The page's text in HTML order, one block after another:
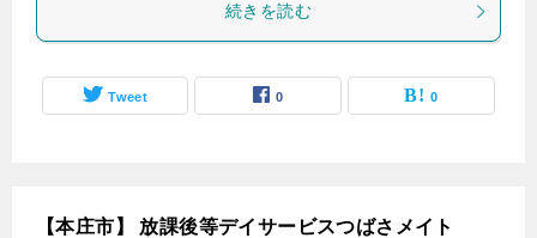
続きを読む
Tweet 0 0
【本庄市】 放課後等デイサービスつばさメイト